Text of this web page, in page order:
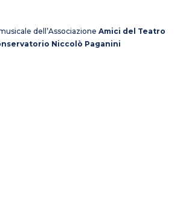
dell’Associazione Amici del Teatro
Niccolò Paganini